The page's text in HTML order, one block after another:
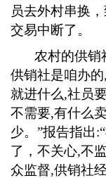
员去外村串换
交易中断了。
农村的供销
供销社是咱办的,
就进什么,社员
不需要,有什么
少。”报告指出:
了，不关心,不
众监督,供销社